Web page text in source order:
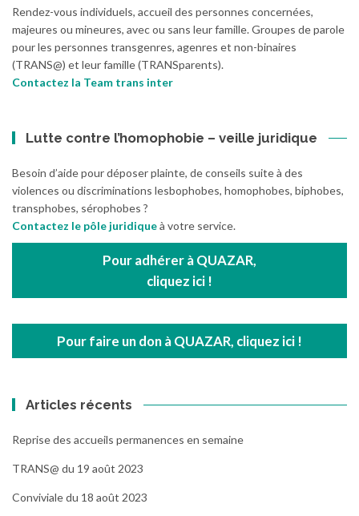
Rendez-vous individuels, accueil des personnes concernées,
majeures ou mineures, avec ou sans leur famille. Groupes de parole
pour les personnes transgenres, agenres et non-binaires
(TRANS@) et leur famille (TRANSparents).
Contactez la Team trans inter
Lutte contre l’homophobie – veille juridique
Besoin d’aide pour déposer plainte, de conseils suite à des
violences ou discriminations lesbophobes, homophobes, biphobes,
transphobes, sérophobes ?
Contactez le pôle juridiqueà votre service.
Pour adhérer à QUAZAR,
cliquez ici !
Pour faire un don à QUAZAR, cliquez ici !
Articles récents
Reprise des accueils permanences en semaine
TRANS@ du 19 août 2023
Conviviale du 18 août 2023